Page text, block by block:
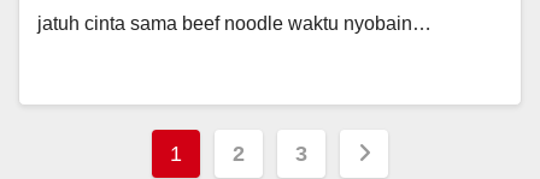
jatuh cinta sama beef noodle waktu nyobain…
Posts
1 2 3